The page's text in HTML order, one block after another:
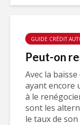
GUIDE CRÉDIT
Peut-on
Avec la
ayant encore
à le
sont les
le taux de son